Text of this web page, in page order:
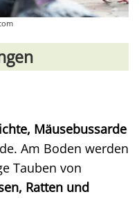
Mäusebussarde
Am Boden werden
Tauben von
Ratten und